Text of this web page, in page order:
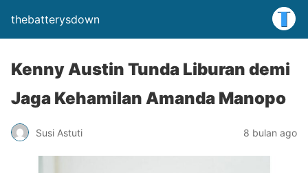
thebatterysdown
Kenny Austin Tunda Liburan demi
Jaga Kehamilan Amanda Manopo
Susi Astuti 8 bulan ago